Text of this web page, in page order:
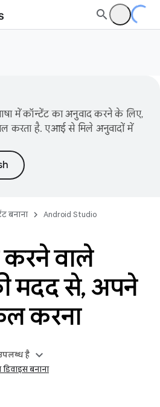
में कॉन्टेंट का अनुवाद करने के लिए,
करता है. एआई से मिले अनुवादों में
बनाना
Android Studio
वाले
मदद से, अपने
करना
है
बनाना